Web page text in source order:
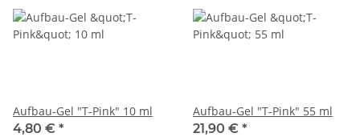
Aufbau-Gel "T-Pink" 10 ml
4,80 € *
Aufbau-Gel "T-Pink" 55 ml
21,90 € *